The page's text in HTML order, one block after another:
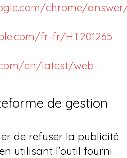
chrome/
fr-fr/HT201265
en/latest/web-
de gestion
de refuser la publicité
utilisant l'outil fourni